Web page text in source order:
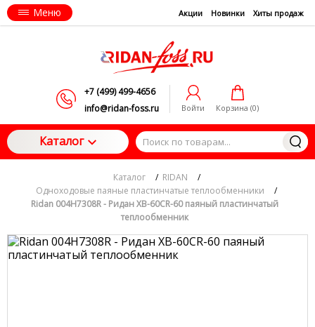
Меню Акции Новинки Хиты продаж
+7 (499) 499-4656
info@ridan-foss.ru
Войти Корзина (0)
Каталог
Каталог / RIDAN
/
Одноходовые паяные пластинчатые теплообменники
/
Ridan 004H7308R - Ридан XB-60CR-60 паяный пластинчатый
теплообменник